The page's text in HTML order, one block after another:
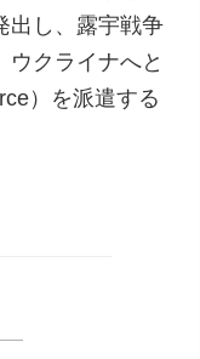
出し、露宇戦争
ウクライナへと
）を派遣する